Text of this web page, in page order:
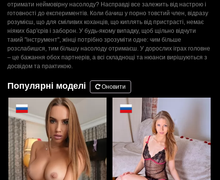
отримати неймовірну насолоду? Насправді все залежить від настрою і
готовності до експериментів. Коли бачиш у порно товстий член, відразу
розумієш, що для сміливих коханців, що киплять від пристрасті, немає
ніяких бар'єрів і заборон. У будь-якому випадку, щоб щільно відчути
такий "інструмент", жінці потрібно зрозуміти одне: чим більше
розслабишся, тим більшу насолоду отримаєш. У дорослих іграх головне
– це бажання обох партнерів, а всі складнощі та нюанси вирішуються з
досвідом та практикою.
Популярні моделі Оновити